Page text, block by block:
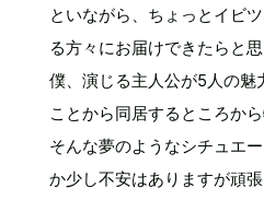
といながら、ちょっとイビ
る方々にお届けできたらと思
僕、演じる主人公が5人の魅
ことから同居するところか
そんな夢のようなシチュエ
か少し不安はありますが頑